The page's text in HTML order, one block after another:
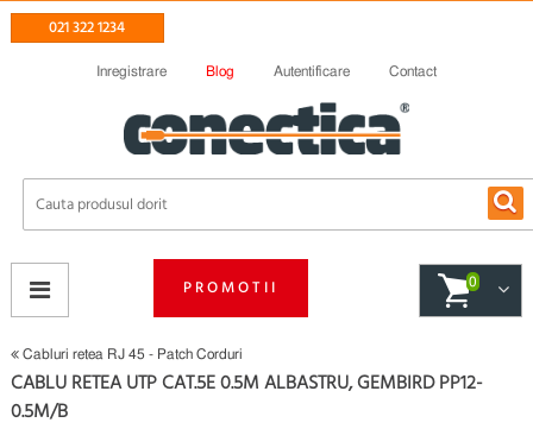
021 322 1234
Inregistrare Blog Autentificare Contact
PROMOTII 0
Cabluri retea RJ 45 - Patch Corduri
CABLU RETEA UTP CAT.5E 0.5M ALBASTRU, GEMBIRD PP12-
0.5M/B